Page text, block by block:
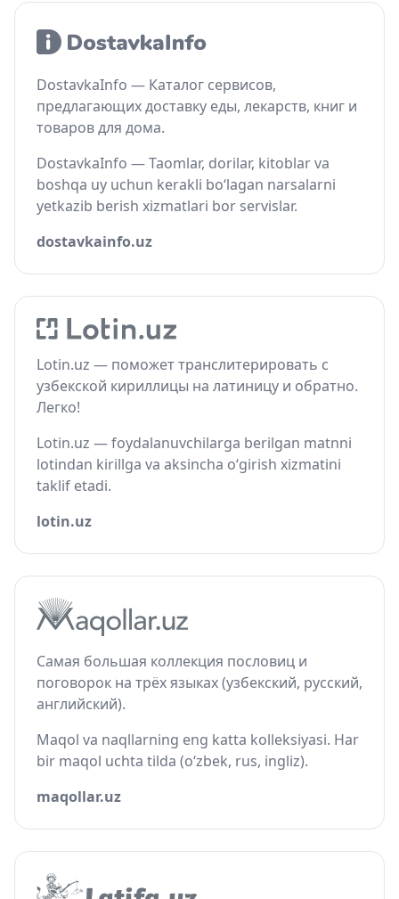
DostavkaInfo — Каталог сервисов,
предлагающих доставку еды, лекарств, книг и
товаров для дома.
DostavkaInfo — Taomlar, dorilar, kitoblar va
boshqa uy uchun kerakli bo‘lagan narsalarni
yetkazib berish xizmatlari bor servislar.
dostavkainfo.uz
Lotin.uz — поможет транслитерировать с
узбекской кириллицы на латиницу и обратно.
Легко!
Lotin.uz — foydalanuvchilarga berilgan matnni
lotindan kirillga va aksincha o‘girish xizmatini
taklif etadi.
lotin.uz
Самая большая коллекция пословиц и
поговорок на трёх языках (узбекский, русский,
английский).
Maqol va naqllarning eng katta kolleksiyasi. Har
bir maqol uchta tilda (o‘zbek, rus, ingliz).
maqollar.uz